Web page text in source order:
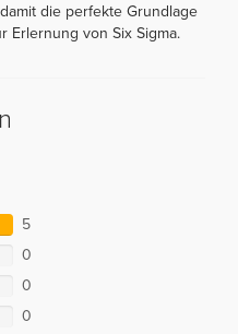
die perfekte Grundlage
Erlernung von Six Sigma.
5
0
0
0